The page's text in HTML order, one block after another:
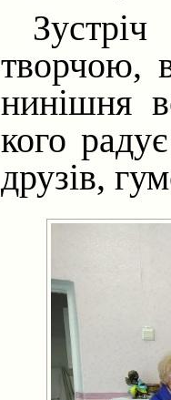
творчою,
нинішня
кого
друзів,